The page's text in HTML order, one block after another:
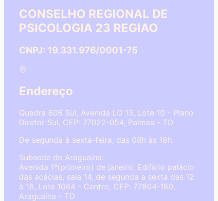
CONSELHO REGIONAL DE
PSICOLOGIA 23 REGIAO
CNPJ: 19.331.976/0001-75
Endereço
Quadra 606 Sul, Avenida LO 13, Lote 10 - Plano
Diretor Sul, CEP: 77022-054, Palmas - TO
De segunda à sexta-feira, das 08h às 18h.
Subsede de Araguaína:
Avenida 1º(primeiro) de janeiro, Edifício palácio
das acácias, sala 14, de segunda a sexta das 12
à 18, Lote 1064 - Centro, CEP: 77804-180,
Araguaína - TO